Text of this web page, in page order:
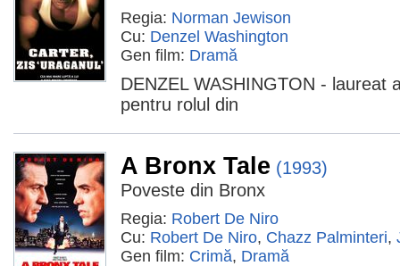
Regia: Norman Jewison
Cu: Denzel Washington
Gen film: Dramă
DENZEL WASHINGTON - laureat
pentru rolul din
A Bronx Tale (1993)
Poveste din Bronx
Regia: Robert De Niro
Cu: Robert De Niro, Chazz Palminteri,
Gen film: Crimă, Dramă